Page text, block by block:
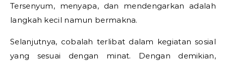
Tersenyum, menyapa, dan mendengarkan adalah
langkah kecil namun bermakna.
Selanjutnya, cobalah terlibat dalam kegiatan sosial
yang sesuai dengan minat. Dengan demikian,